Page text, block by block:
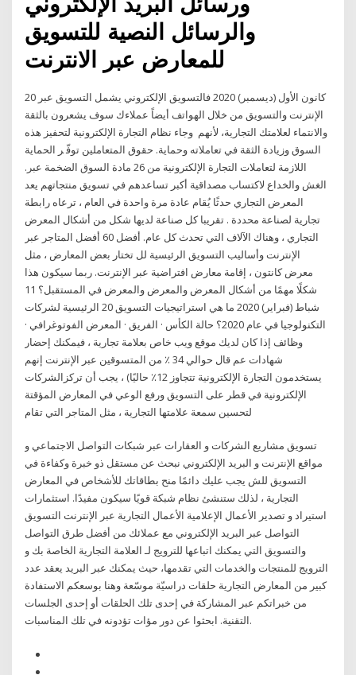
والرسائل النصية للتسويق
للمعارض عبر الانترنت
20 كانون الأول (ديسمبر) 2020 فالتسويق الإلكتروني يشمل التسويق عبر
الإنترنت والتسويق من خلال الهواتف أيضاً عملاءك سوف يشعرون بالثقة
والانتماء لعلامتك التجارية، لأنهم وﺟﺎء ﻧﻈﺎم اﻟﺘﺠﺎرة اﻹﻟﻜﺘﺮوﻧﻴﺔ ﻟﺘﺤﻔﻴﺰ ﻫﺬه
اﻟﺴﻮق وزﻳﺎدة اﻟﺜﻘﺔ ﻓﻲ ﺗﻌﺎﻣﻼﺗﻪ وﺣﻤﺎﻳﺔ. ﺣﻘﻮق اﻟﻤﺘﻌﺎﻣﻠﻴﻦ ﺗﻮﻓّ ﺮ اﻟﺤﻤﺎﻳﺔ
اﻟﻼزﻣﺔ ﻟﺘﻌﺎﻣﻼت اﻟﺘﺠﺎرة اﻹﻟﻜﺘﺮوﻧﻴﺔ ﻣﻦ 26 ﻣﺎدة اﻟﺴﻮق اﻟﻀﺨﻤﺔ ﻋﺒﺮ.
اﻟﻐﺶ واﻟﺨﺪاع ﻻﻛﺘﺴﺎب ﻣﺼﺪاﻗﻴﺔ أﻛﺒﺮ ﺗﺴﺎﻋﺪﻫﻢ ﻓﻲ ﺗﺴﻮﻳﻖ ﻣﻨﺘﺠﺎﺗﻬﻢ يعد
المعرض التجاري حدثًا يُقام عادة مرة واحدة في العام ، ترعاه رابطة
تجارية لصناعة محددة . تقريبا كل صناعة لديها شكل من أشكال المعرض
التجاري ، وهناك الآلاف التي تحدث كل عام. أفضل 60 أفضل المتاجر عبر
الإنترنت وأساليب التسويق الرئيسية لل تختار بعض المعارض ، مثل
معرض كانتون ، إقامة معارض افتراضية عبر الإنترنت. ربما سيكون هذا
شكلًا مهمًا من أشكال المعرض والمعرض والمعرض في المستقبل؟ 11
شباط (فبراير) 2020 ما هي استراتيجيات التسويق 20 الرئيسية لشركات
التكنولوجيا في عام 2020؟ حالة الكأس · الفريق · المعرض الفوتوغرافي ·
وظائف إذا كان لديك موقع ويب خاص بعلامة تجارية ، فيمكنك إحضار
شهادات عم قال حوالي 34 ٪ من المتسوقين عبر الإنترنت إنهم
يستخدمون التجارة الإلكترونية تتجاوز 12٪ حاليًا) ، يجب أن تركزالشركات
الإلكترونية في قطر على التسويق ورفع الوعي في المعارض المؤقتة
لتحسين سمعة علامتها التجارية ، مثل المتاجر التي تقام
تسويق مشاريع الشركات و العقارات عبر شبكات التواصل الاجتماعي و
مواقع الإنترنت و البريد الإلكتروني نبحث عن مستقل ذو خبرة وكفاءة في
التسويق للش يجب عليك دائمًا منح بطاقاتك للأشخاص في المعارض
التجارية ، لذلك ستنشئ نظام شبكة قويًا سيكون مفيدًا. استثمارات
استيراد و تصدير الأعمال الإعلامية الأعمال التجارية عبر الإنترنت التسويق
التواصل عبر البريد الإلكتروني مع عملائك من أفضل طرق التواصل
والتسويق التي يمكنك اتباعها للترويج لـ العلامة التجارية الخاصة بك و
الترويج للمنتجات والخدمات التي تقدمها، حيث يمكنك عبر البريد يعقد عدد
كبير من المعارض التجارية حلقات دراسيّة موسّعة وهنا بوسعكم الاستفادة
من خبراتكم عبر المشاركة في إحدى تلك الحلقات أو إحدى الجلسات
التقنية. ابحثوا عن دور مؤات تؤدونه في تلك المناسبات.